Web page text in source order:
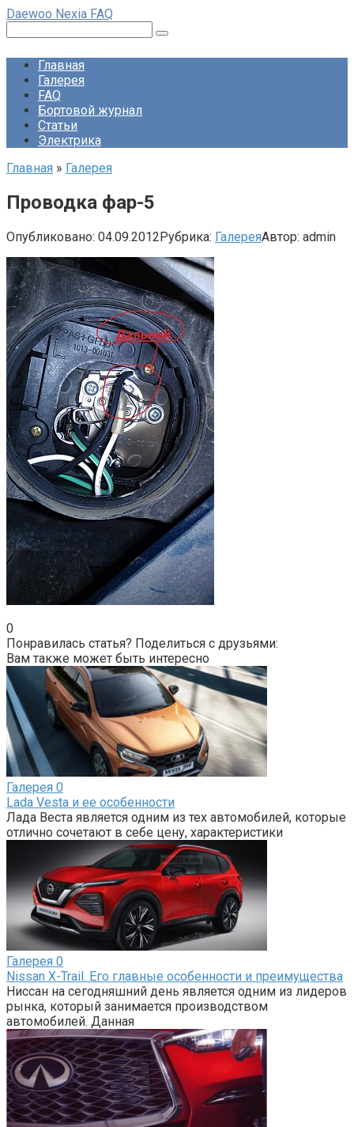
Перейти
контенту
Daewoo Nexia FAQ
Главная
Галерея
FAQ
Бортовой журнал
Статьи
Электрика
Главная » Галерея
Проводка фар-5
Опубликовано: 04.09.2012Рубрика: ГалереяАвтор: admin
0
Понравилась статья? Поделиться с друзьями:
Вам также может быть интересно
Галерея 0
Lada Vesta и ее особенности
Лада Веста является одним из тех автомобилей, которые
отлично сочетают в себе цену, характеристики
Галерея 0
Nissan X-Trail. Его главные особенности и преимущества
Ниссан на сегодняшний день является одним из лидеров
рынка, который занимается производством
автомобилей. Данная